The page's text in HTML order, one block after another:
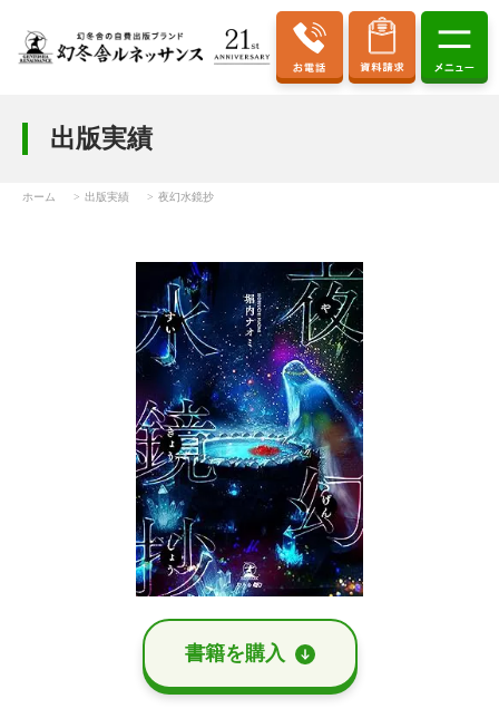
出版実績
ホーム 出版実績 夜幻水鏡抄
書籍を購⼊